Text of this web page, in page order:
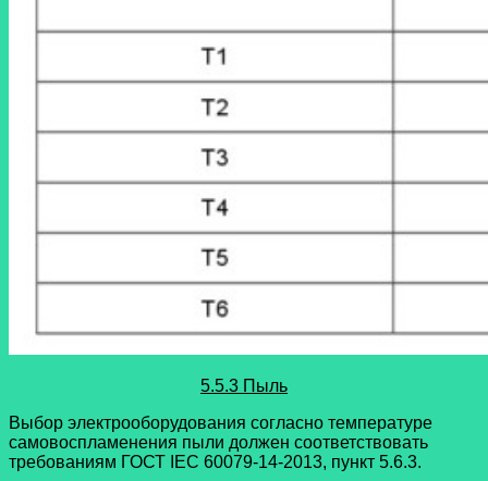
5.5.3 Пыль
Выбор электрооборудования согласно температуре
самовоспламенения пыли должен соответствовать
требованиям ГОСТ IEC 60079-14-2013, пункт 5.6.3.